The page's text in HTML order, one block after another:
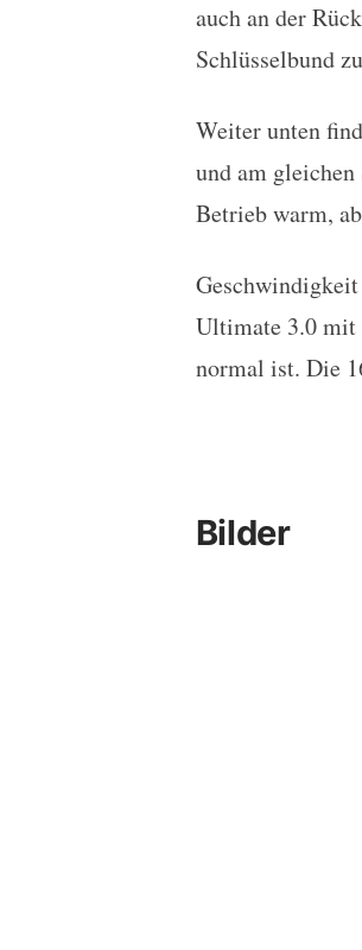
auch an der
Schlüsselbund
Weiter unten
und am
Betrieb warm,
Geschwindigkeit
Ultimate 3.0 mit
normal ist. Die
Bilder